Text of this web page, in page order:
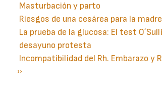
Masturbación y parto
Riesgos de una cesárea para la madre
La prueba de la glucosa: El test
desayuno protesta
Incompatibilidad del Rh. Embarazo y
Paginación
Siguiente
››